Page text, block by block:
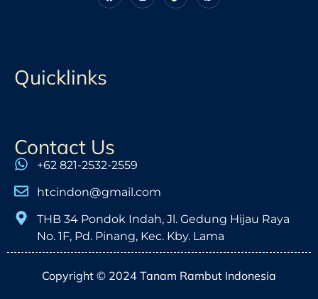
Quicklinks
Contact Us
+62 821-2532-2559
htcindon@gmail.com
THB 34 Pondok Indah, Jl. Gedung Hijau Raya
No. 1F, Pd. Pinang, Kec. Kby. Lama
Copyright © 2024 Tanam Rambut Indonesia